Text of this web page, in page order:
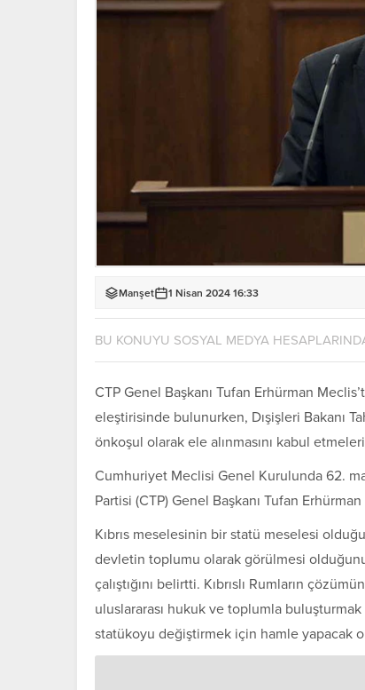
Manşet 1 Nisan 2024 16:33
BU KONUYU SOSYAL MEDYA
CTP Genel Başkanı Tufan Erhürman
eleştirisinde bulunurken, Dışişleri Bakanı
önkoşul olarak ele alınmasını kabul
Cumhuriyet Meclisi Genel Kurulunda 62.
Partisi (CTP) Genel Başkanı Tufan Erhürman
Kıbrıs meselesinin bir statü meselesi
devletin toplumu olarak görülmesi
çalıştığını belirtti. Kıbrıslı Rumların
uluslararası hukuk ve toplumla
statükoyu değiştirmek için hamle yapacak